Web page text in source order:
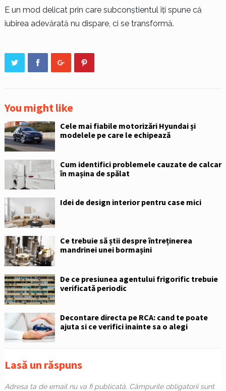
E un mod delicat prin care subconștientul îți spune că
iubirea adevărată nu dispare, ci se transformă.
You might like
Cele mai fiabile motorizări Hyundai și
modelele pe care le echipează
Cum identifici problemele cauzate de calcar
în mașina de spălat
Idei de design interior pentru case mici
Ce trebuie să știi despre întreținerea
mandrinei unei bormașini
De ce presiunea agentului frigorific trebuie
verificată periodic
Decontare directa pe RCA: cand te poate
ajuta si ce verifici inainte sa o alegi
Lasă un răspuns
Adresa ta de email nu va fi publicată. Câmpurile obligatorii sunt